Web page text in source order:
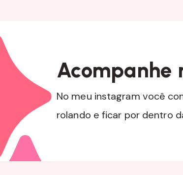
Acompanhe
No meu instagram você
rolando e ficar por dentro